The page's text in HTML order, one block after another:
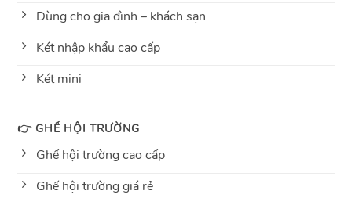
Dùng cho gia đình – khách sạn
Két nhập khẩu cao cấp
Két mini
👉 GHẾ HỘI TRƯỜNG
Ghế hội trường cao cấp
Ghế hội trường giá rẻ